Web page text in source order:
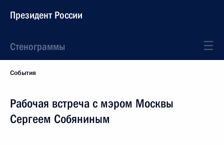
Президент России
Стенограммы
События
Рабочая встреча с мэром Москвы
Сергеем Собяниным